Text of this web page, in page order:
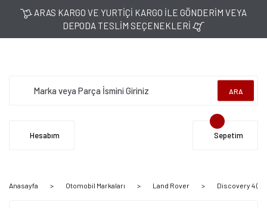
ARAS KARGO VE YURTİÇİ KARGO İLE GÖNDERİM VEYA
DEPODA TESLİM SEÇENEKLERİ
ARA
Hesabım Sepetim
Anasayfa Otomobil Markaları Land Rover Discovery 4